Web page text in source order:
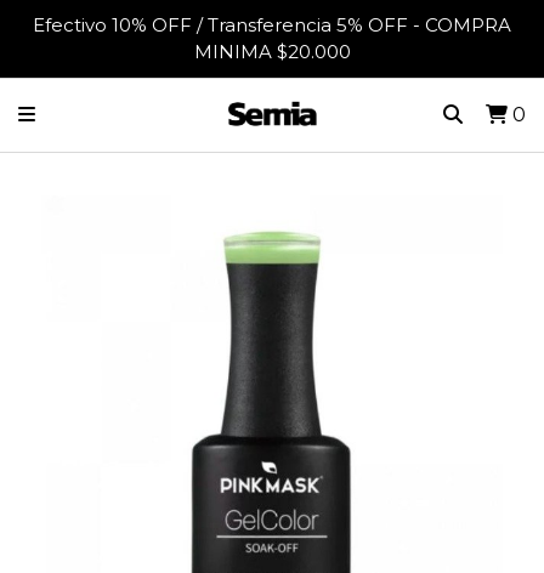
Efectivo 10% OFF / Transferencia 5% OFF - COMPRA
MINIMA $20.000
0